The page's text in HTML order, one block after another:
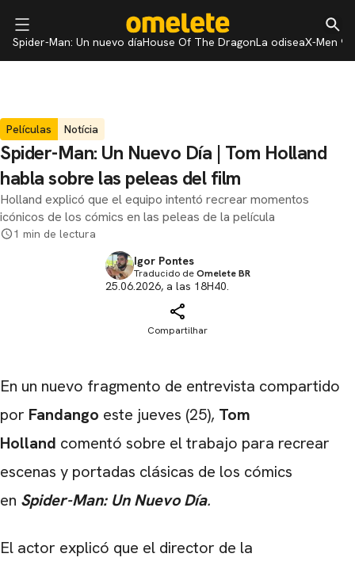
Spider-Man: Un nuevo díaHouse Of The DragonLa odiseaX-Men 97
Películas Notícia
Spider-Man: Un Nuevo Día | Tom Holland
habla sobre las peleas del film
Holland explicó que el equipo intentó recrear momentos
icónicos de los cómics en las peleas de la película
1 min de lectura
Igor Pontes
Traducido deOmelete BR
25.06.2026, a las 18H40.
Compartilhar
En un nuevo fragmento de entrevista compartido
por Fandango este jueves (25), Tom
Holland comentó sobre el trabajo para recrear
escenas y portadas clásicas de los cómics
en Spider-Man: Un Nuevo Día.
El actor explicó que el director de la